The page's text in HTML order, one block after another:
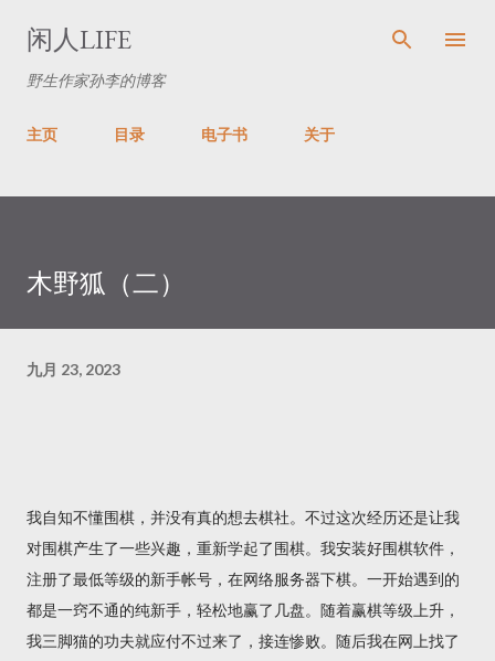
闲人LIFE
野生作家孙李的博客
主页 目录 电子书 关于
木野狐（二）
九月 23, 2023
我自知不懂围棋，并没有真的想去棋社。不过这次经历还是让我
对围棋产生了一些兴趣，重新学起了围棋。我安装好围棋软件，
注册了最低等级的新手帐号，在网络服务器下棋。一开始遇到的
都是一窍不通的纯新手，轻松地赢了几盘。随着赢棋等级上升，
我三脚猫的功夫就应付不过来了，接连惨败。随后我在网上找了